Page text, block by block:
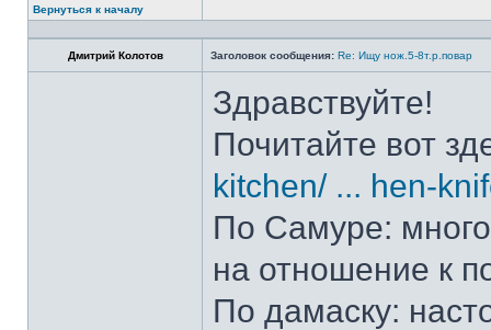
Вернуться к началу
Дмитрий Колотов Заголовок сообщения: Re: Ищу нож.5-8т.р.повар
Здравствуйте!
Почитайте вот
kitchen/ ... hen-
По Самуре: много
на отношение к
По дамаску: